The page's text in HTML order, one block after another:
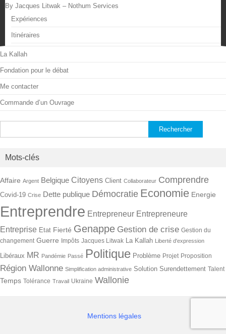
By Jacques Litwak – Nothum Services
Expériences
Itinéraires
La Kallah
Fondation pour le débat
Me contacter
Commande d’un Ouvrage
Mots-clés
Affaire Argent Belgique Citoyens Client Collaborateur Comprendre
Covid-19 Crise Dette publique Démocratie Economie Energie
Entreprendre Entrepreneur Entrepreneure
Entreprise Etat Fierté Genappe Gestion de crise Gestion du
changement Guerre Impôts Jacques Litwak La Kallah Liberté d'expression
Libéraux MR Pandémie Passé Politique Problème Projet Proposition
Région Wallonne Simplification administrative Solution Surendettement Talent
Temps Tolérance Travail Ukraine Wallonie
Mentions légales